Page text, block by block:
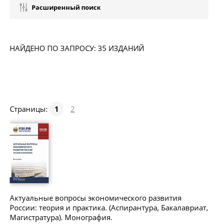
Расширенный поиск
НАЙДЕНО ПО ЗАПРОСУ: 35 ИЗДАНИЙ
Страницы: 1 2
Актуальные вопросы экономического развития
России: теория и практика. (Аспирантура, Бакалавриат,
Магистратура). Монография.